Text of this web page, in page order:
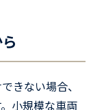
きない場合、
小規模な車両